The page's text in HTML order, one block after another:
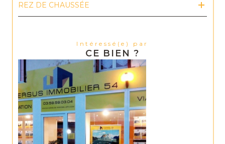
REZ DE CHAUSSÉE
Intéressé(e) par
CE BIEN ?